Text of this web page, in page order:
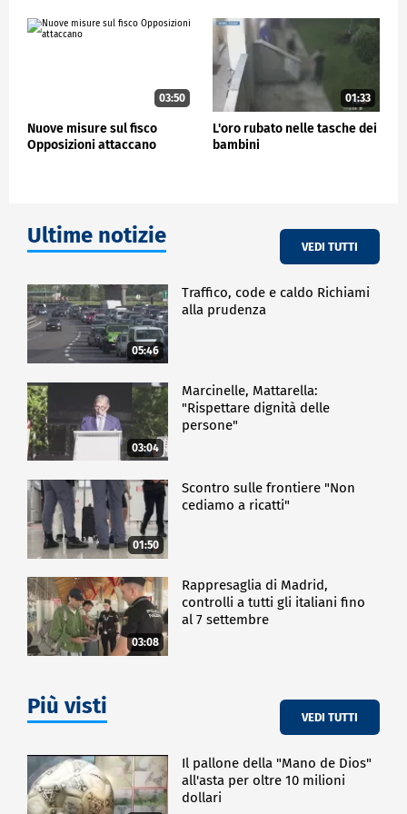
nelle tasche degli italiani e noi vogliamo mettere
più soldi nelle tasche degli italiani, quindi la loro
posizione è alternativa alla nostra: per noi nessuna
patrimoniale e nessun aumento delle tasse".
POLITICA
03:50
Nuove misure sul fisco
Opposizioni attaccano
01:33
L'oro rubato nelle tasche dei
bambini
Ultime notizie VEDI TUTTI
05:46
Traffico, code e caldo Richiami
alla prudenza
03:04
Marcinelle, Mattarella:
"Rispettare dignità delle
persone"
01:50
Scontro sulle frontiere "Non
cediamo a ricatti"
03:08
Rappresaglia di Madrid,
controlli a tutti gli italiani fino
al 7 settembre
Più visti VEDI TUTTI
Il pallone della "Mano de Dios"
all'asta per oltre 10 milioni
dollari